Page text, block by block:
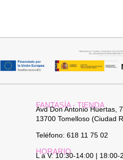
FANTASÍA - TIENDA
Avd Don Antonio Huertas,
13700 Tomelloso (Ciudad
Teléfono: 618 11 75 02
HORARIO
L a V: 10:30-14:00 | 18:00-